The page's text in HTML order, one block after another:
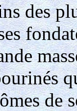
des
de